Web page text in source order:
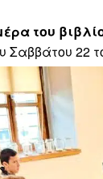
του
Σαββάτου 22